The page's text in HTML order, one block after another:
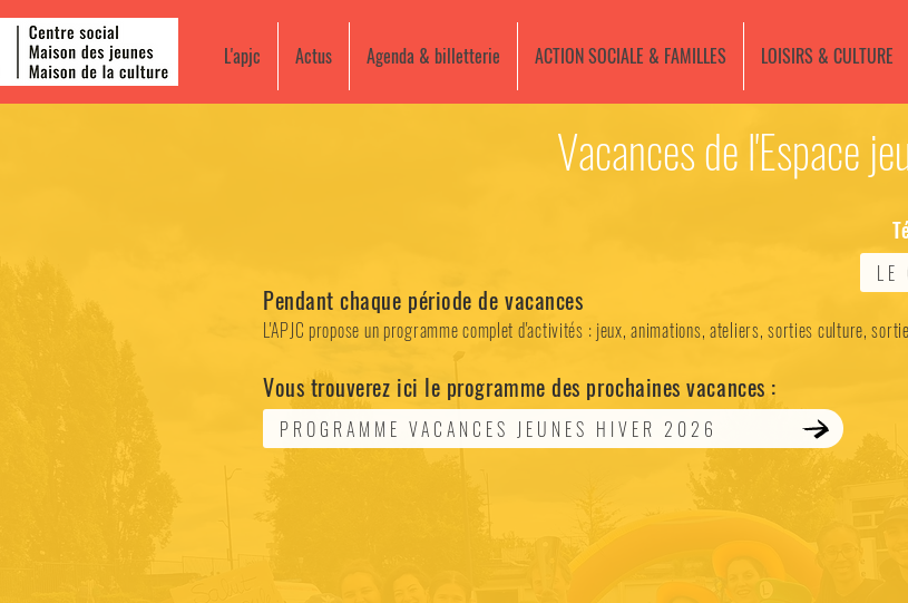
L'apjc Actus Agenda & billetterie ACTION SOCIALE & FAMILLES LOISIRS & CULTURE
Vacances de l'Espace
LE
Pendant chaque période de vacances
L'APJC propose un programme complet d'activités : jeux, animations, ateliers, sorties culture,
Vous trouverez ici le programme des prochaines vacances :
PROGRAMME VACANCES JEUNES HIVER 2026